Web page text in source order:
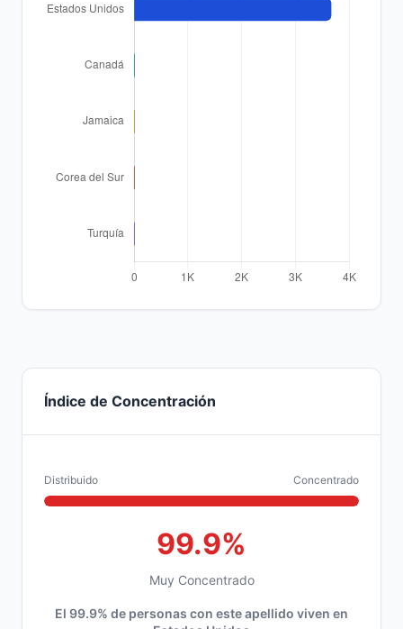
Índice de Concentración
Distribuido Concentrado
99.9%
Muy Concentrado
El 99.9% de personas con este apellido viven en